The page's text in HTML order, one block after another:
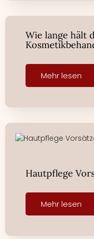
Wie lange hält
Mehr lesen
Hautpflege
Mehr lesen